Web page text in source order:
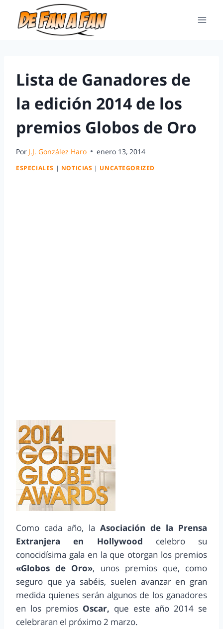
Lista de Ganadores de
la edición 2014 de los
premios Globos de Oro
Por J.J. González Haro enero 13, 2014
ESPECIALES | NOTICIAS | UNCATEGORIZED
Como cada año, la Asociación de la Prensa
Extranjera en Hollywood celebro su
conocidísima gala en la que otorgan los premios
«Globos de Oro», unos premios que, como
seguro que ya sabéis, suelen avanzar en gran
medida quienes serán algunos de los ganadores
en los premios Oscar, que este año 2014 se
celebraran el próximo 2 marzo.